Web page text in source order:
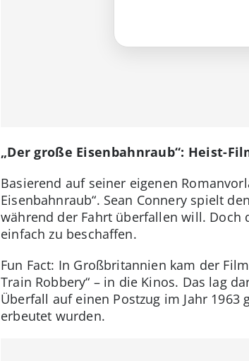
„Der große Eisenbahnraub“: Heist-
Basierend auf seiner eigenen
Eisenbahnraub“. Sean Connery spielt
während der Fahrt überfallen will. Doch
einfach zu beschaffen.
Fun Fact: In Großbritannien kam der
Train Robbery“ – in die Kinos. Das lag
Überfall auf einen Postzug im Jahr
erbeutet wurden.